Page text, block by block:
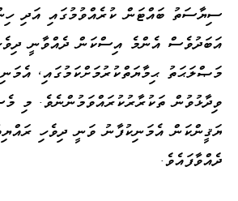
ސިޔާސަތު ބައްޓަން ކުރެއްވުމުގައި އަދި
އަބަދުވެސް އެންމެ އިސްކަން ދެއްވާނީ
މަޞްލަޙަތު ޙިމާޔަތްކުރުމަށްކަމުގައި،
ވިދާޅުވުން ތަކުރާރުކުރައްވަމުންނެވެ. މި
ޔަޤީންކަން އެމަނިކުފާނު ވަނީ ދިވެހި
ދެއްވާފައެވެ.